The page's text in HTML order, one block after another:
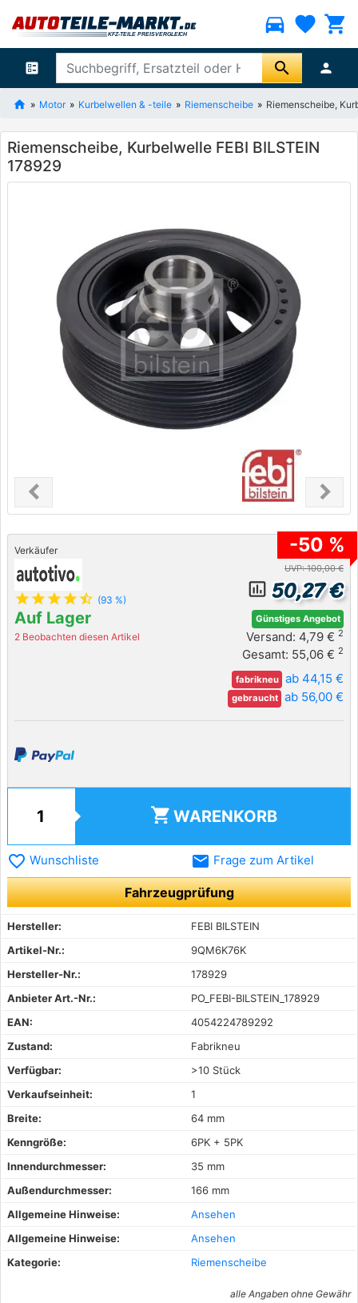
directions_car favorite shopping_cart
ballot search person
Motor Kurbelwellen & -teile Riemenscheibe Riemenscheibe,
Riemenscheibe, Kurbelwelle FEBI BILSTEIN
178929
chevron_leftPrevious chevron_right
Next
Verkäufer
star star star star star_half (93 %)
Auf Lager
2 Beobachten diesen Artikel
-50 %
UVP: 100,00 €
insert_chart_outlined 50,27 €
Günstiges Angebot
Versand: 4,79 € 2
Gesamt: 55,06 € 2
fabrikneu ab 44,15 €
gebraucht ab 56,00 €
shopping_cart WARENKORB
favorite_border Wunschliste email Frage zum Artikel
Fahrzeugprüfung
Hersteller:
FEBI BILSTEIN
Artikel-Nr.:
9QM6K76K
Hersteller-Nr.:
178929
Anbieter Art.-Nr.:
PO_FEBI-BILSTEIN_178929
EAN:
4054224789292
Zustand:
Fabrikneu
Verfügbar:
>10 Stück
Verkaufseinheit:
1
Breite:
64 mm
Kenngröße:
6PK + 5PK
Innendurchmesser:
35 mm
Außendurchmesser:
166 mm
Allgemeine Hinweise:
Ansehen
Allgemeine Hinweise:
Ansehen
Kategorie:
Riemenscheibe
alle Angaben ohne Gewähr